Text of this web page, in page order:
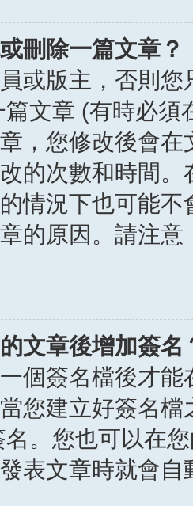
刪除一篇文章？
或版主，否則
文章 (有時必須
，您修改後會
的次數和時間
情況下也可能
的原因。請注
文章後增加簽名
個簽名檔後才
您建立好簽名
名。您也可以在
表文章時就會自